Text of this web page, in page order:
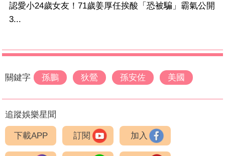
認愛小24歲女友！71歲姜厚任挨酸「恐被騙」霸氣公開
3...
關鍵字 孫鵬 狄鶯 孫安佐 美國
追蹤娛樂星聞
下載APP 訂閱 加入